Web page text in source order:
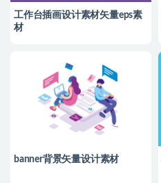
工作台插画设计素材矢量eps素
材
banner背景矢量设计素材